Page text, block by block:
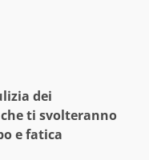
dei
ti svolteranno
e fatica